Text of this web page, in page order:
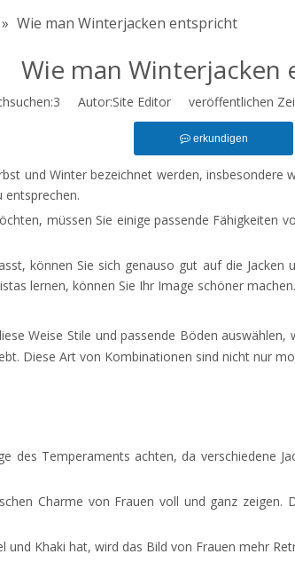
» Wie man Winterjacken entspricht
Wie man Winterjacken
3 Autor:Site Editor veröffentlichen
erkundigen
und Winter bezeichnet werden,
entsprechen.
müssen Sie einige passende Fähigkeiten
können Sie sich genauso gut auf die
lernen, können Sie Ihr Image schöner machen.
Weise Stile und passende Böden
Diese Art von Kombinationen sind nicht nur
des Temperaments achten, da verschiedene
Charme von Frauen voll und ganz
und Khaki hat, wird das Bild von Frauen mehr